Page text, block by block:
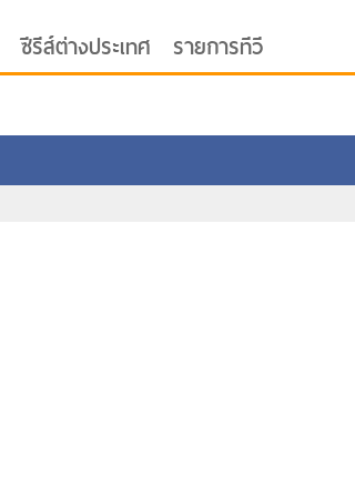
ซีรีส์ต่างประเทศ รายการทีวี